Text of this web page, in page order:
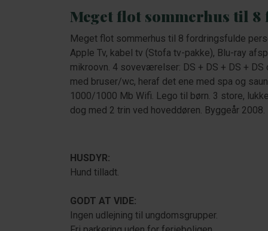
Meget flot sommerhus til
Meget flot sommerhus til 8 fordringsfulde
Apple Tv, kabel tv (Stofa tv-pakke), Blu-ray
mikroovn. 4 soveværelser: DS + DS + DS +
med bruser/wc, heraf det ene med spa og
1000/1000 Mb Wifi. Lego til børn. 3 store,
dog med 2 trin ved hoveddøren. Byggeår 2008.
HUSDYR:
Hund tilladt.
GODT AT VIDE:
Ingen udlejning til ungdomsgrupper.